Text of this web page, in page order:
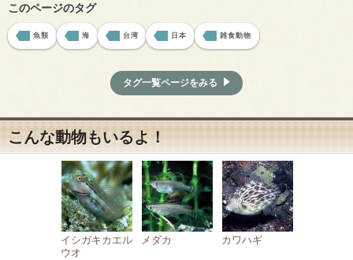
このページのタグ
魚類 海 台湾 日本 雑食動物
タグ一覧ページをみる
こんな動物もいるよ！
イシガキカエル
ウオ
メダカ カワハギ